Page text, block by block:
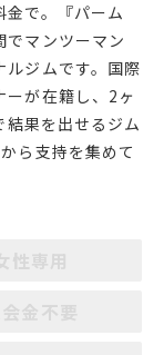
で。『パーム
でマンツーマン
ルジムです。国際
ーが在籍し、2ヶ
果を出せるジム
ら支持を集めて